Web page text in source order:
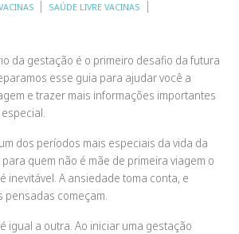
SAÚDE LIVRE VACINAS
da gestação é o primeiro desafio da futura
esse guia para ajudar você a
e trazer mais informações importantes
dos períodos mais especiais da vida da
para quem não é mãe de primeira viagem o
inevitável. A ansiedade toma conta, e
pensadas começam.
igual a outra. Ao iniciar uma gestação